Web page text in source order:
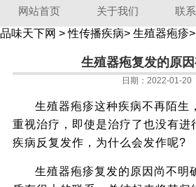
网站首页 关于我们
联
品味天下网 >性传播疾病> 生殖器疱疹>
生殖器疱复发的原
日期：2022-01-20
生殖器疱疹这种疾病不再陌生
重视治疗，即使是治疗了也没有进
疾病反复发作，为什么会发作呢?
生殖器疱疹复发的原因尚不明